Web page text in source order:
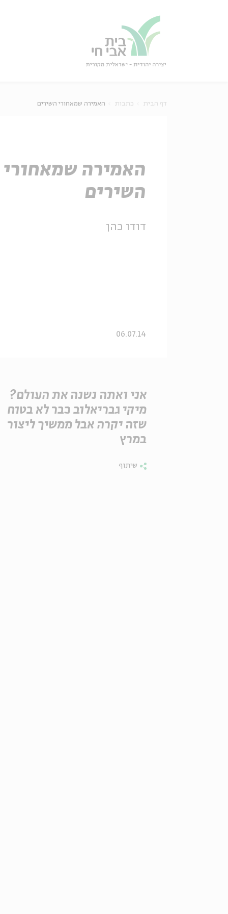
דף הבית כתבות האמירה שמאחורי השירים
האמירה שמאחורי
השירים
דודו כהן
06.07.14
אני ואתה נשנה את העולם?
מיקי גבריאלוב כבר לא בטוח
שזה יקרה אבל ממשיך ליצור
במרץ
שיתוף